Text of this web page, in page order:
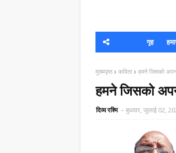
गृह
मुख्यपृष्ठ कविता हमने जिसको
हमने जिसको
दिव्य रश्मि बुधवार, जुलाई 02,